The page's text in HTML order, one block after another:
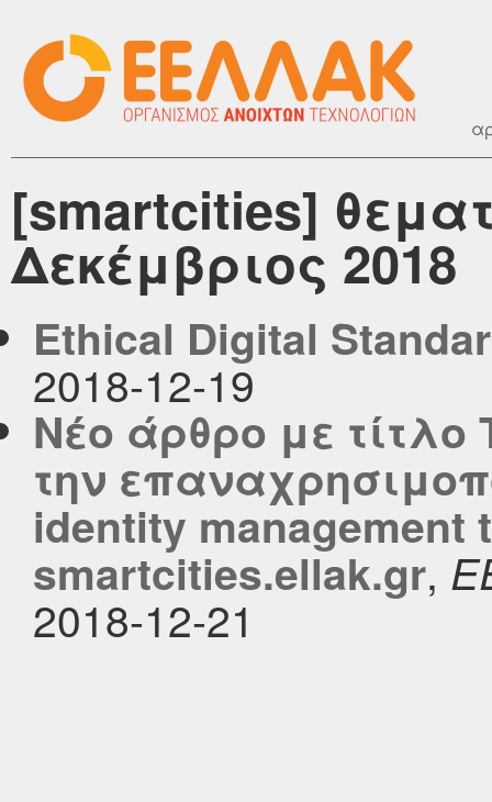
[smartcities]
Δεκέμβριος 2018
Ethical Digital
2018-12-19
Νέο άρθρο με τίτλο
την
identity management
smartcities.ellak.gr,
2018-12-21